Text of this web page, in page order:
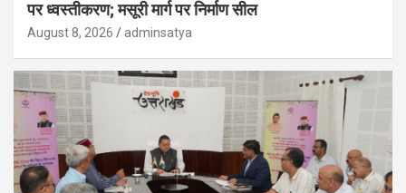
पर ध्वस्तीकरण; मसूरी मार्ग पर निर्माण सील
August 8, 2026 adminsatya